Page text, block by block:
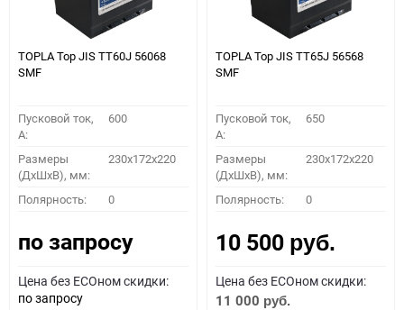
TOPLA Top JIS TT60J 56068
SMF
Пусковой ток,
A:
600
Размеры
(ДхШхВ), мм:
230x172x220
Полярность: 0
по запросу
Цена без ECOном скидки:
по запросу
TOPLA Top JIS TT65J 56568
SMF
Пусковой ток,
A:
650
Размеры
(ДхШхВ), мм:
230x172x220
Полярность: 0
10 500 руб.
Цена без ECOном скидки:
11 000 руб.